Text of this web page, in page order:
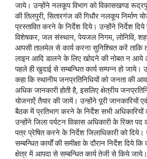
जाये। उन्होंने नलकूप विभाग को विकासखण्ड
की तिलपुरी, सितारगंज की गिधौर नलकूप निर्माण
प्रस्तावित करने के निर्देश दिये। उन्होंने निर्देश
विशेषकर, जल संस्थान, पेयजल निगम, लोनिवि,
आपसी तालमेल से कार्य करना सुनिश्चित करें ताकि
लाइन आदि डालने के लिए खोदने की नोबत न आये
पहले ही खुदाई से सम्बन्धित कार्य सम्पन्न हो जाये।
कहा कि स्थानीय जनप्रतिनिधियों को जनता की
अधिक जानकारी होती है, इसलिए क्षेत्रीय
योजनाऐं तैयार की जायें। उन्होंने पूरी जानकारियों
बैठक में प्रतिभाग करने के निर्देश सभी अधिकारियों
उन्होंने जिला पर्यटन विकास अधिकारी के रिक्त
पत्र प्रेषित करने के निर्देश जिलाधिकारी को
सम्बन्धित कार्यों की समीक्षा के दौरान निर्देश दिये
क्षेत्र में आपदा से सम्बन्धित कार्य तेजी से किये जाये।